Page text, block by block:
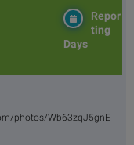
Repor
ting
Days
photos/Wb63zqJ5gnE